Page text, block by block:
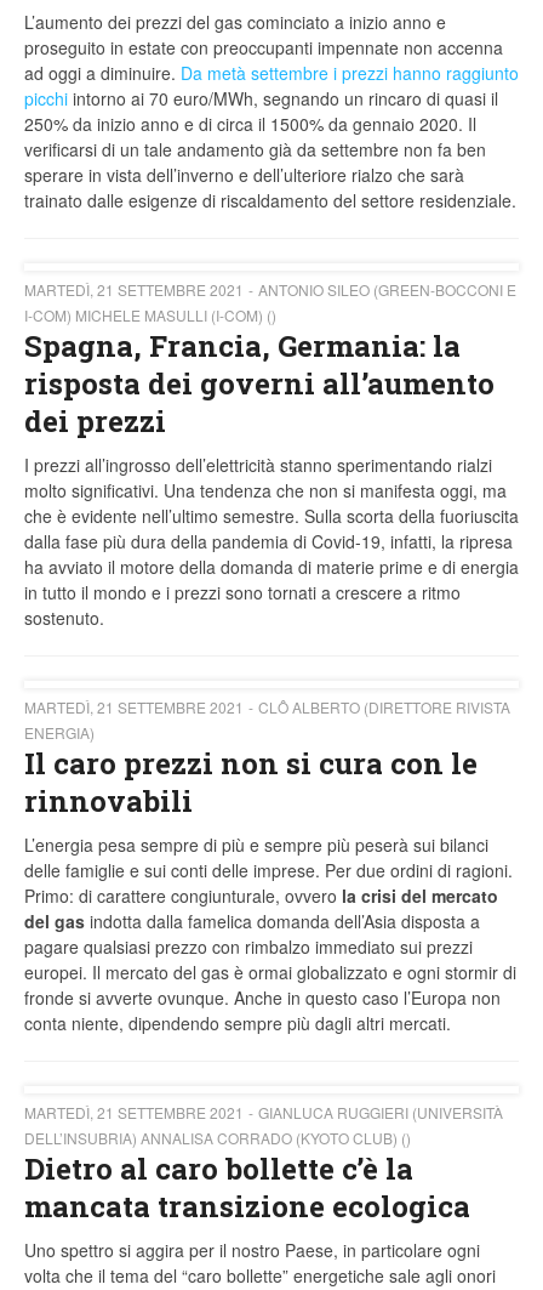
L’aumento dei prezzi del gas cominciato a inizio anno e
proseguito in estate con preoccupanti impennate non accenna
ad oggi a diminuire. Da metà settembre i prezzi hanno raggiunto
picchi intorno ai 70 euro/MWh, segnando un rincaro di quasi il
250% da inizio anno e di circa il 1500% da gennaio 2020. Il
verificarsi di un tale andamento già da settembre non fa ben
sperare in vista dell’inverno e dell’ulteriore rialzo che sarà
trainato dalle esigenze di riscaldamento del settore residenziale.
MARTEDÌ, 21 SETTEMBRE 2021
ANTONIO SILEO (GREEN-BOCCONI E
I-COM) MICHELE MASULLI (I-COM) ()
Spagna, Francia, Germania: la
risposta dei governi all’aumento
dei prezzi
I prezzi all’ingrosso dell’elettricità stanno sperimentando rialzi
molto significativi. Una tendenza che non si manifesta oggi, ma
che è evidente nell’ultimo semestre. Sulla scorta della fuoriuscita
dalla fase più dura della pandemia di Covid-19, infatti, la ripresa
ha avviato il motore della domanda di materie prime e di energia
in tutto il mondo e i prezzi sono tornati a crescere a ritmo
sostenuto.
MARTEDÌ, 21 SETTEMBRE 2021
CLÔ ALBERTO (DIRETTORE RIVISTA
ENERGIA)
Il caro prezzi non si cura con le
rinnovabili
L’energia pesa sempre di più e sempre più peserà sui bilanci
delle famiglie e sui conti delle imprese. Per due ordini di ragioni.
Primo: di carattere congiunturale, ovvero la crisi del mercato
del gas indotta dalla famelica domanda dell’Asia disposta a
pagare qualsiasi prezzo con rimbalzo immediato sui prezzi
europei. Il mercato del gas è ormai globalizzato e ogni stormir di
fronde si avverte ovunque. Anche in questo caso l’Europa non
conta niente, dipendendo sempre più dagli altri mercati.
MARTEDÌ, 21 SETTEMBRE 2021
GIANLUCA RUGGIERI (UNIVERSITÀ
DELL’INSUBRIA) ANNALISA CORRADO (KYOTO CLUB) ()
Dietro al caro bollette c’è la
mancata transizione ecologica
Uno spettro si aggira per il nostro Paese, in particolare ogni
volta che il tema del “caro bollette” energetiche sale agli onori